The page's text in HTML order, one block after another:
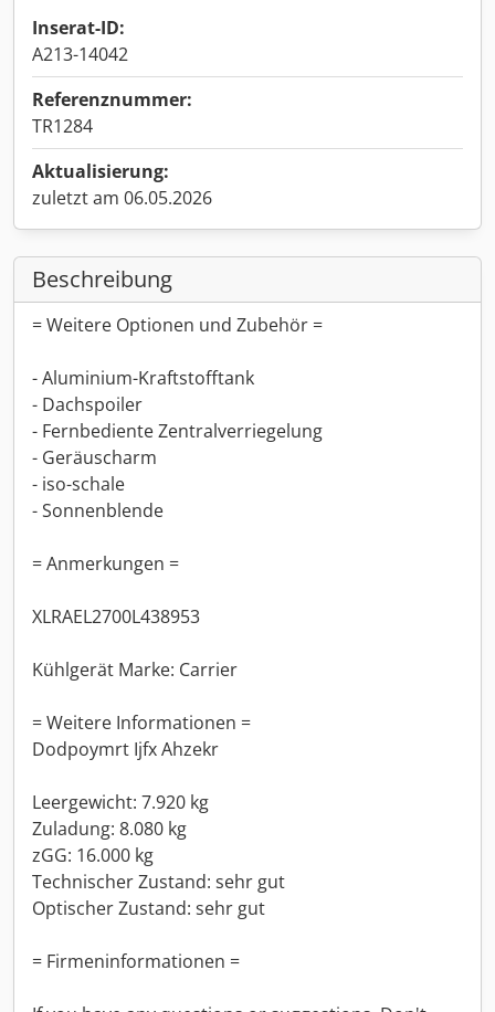
Inserat-ID:
A213-14042
Referenznummer:
TR1284
Aktualisierung:
zuletzt am 06.05.2026
Beschreibung
= Weitere Optionen und Zubehör =
- Aluminium-Kraftstofftank
- Dachspoiler
- Fernbediente Zentralverriegelung
- Geräuscharm
- iso-schale
- Sonnenblende
= Anmerkungen =
XLRAEL2700L438953
Kühlgerät Marke: Carrier
= Weitere Informationen =
Dodpoymrt Ijfx Ahzekr
Leergewicht: 7.920 kg
Zuladung: 8.080 kg
zGG: 16.000 kg
Technischer Zustand: sehr gut
Optischer Zustand: sehr gut
= Firmeninformationen =